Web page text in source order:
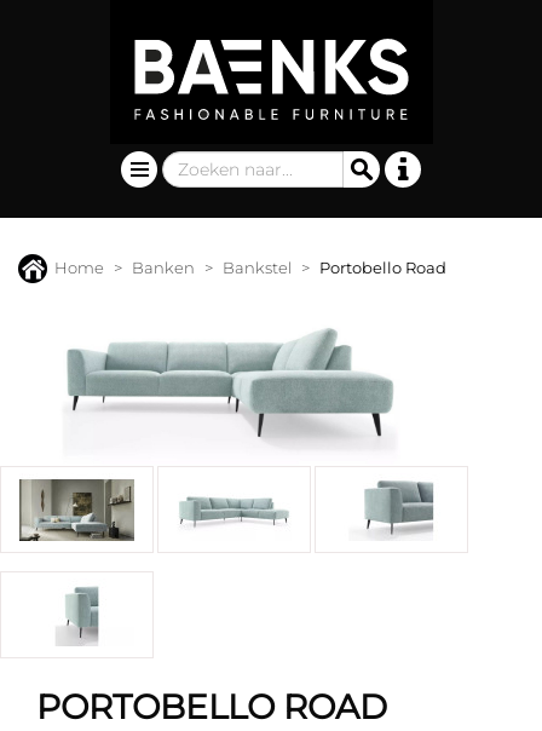
Home Banken Bankstel Portobello Road
PORTOBELLO ROAD